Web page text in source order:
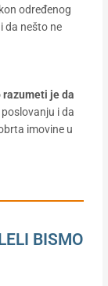
određenog
da nešto ne
razumeti je da
i da
imovine u
BISMO